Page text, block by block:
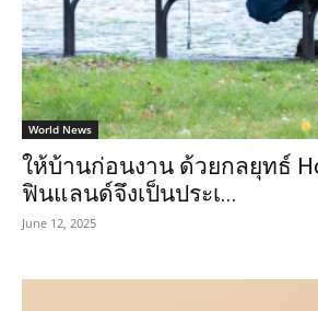
World News
ให้บ้านก่อนงาน ด้วยกลยุทธ์
ฟินแลนด์จึงเป็นประเ...
June 12, 2025